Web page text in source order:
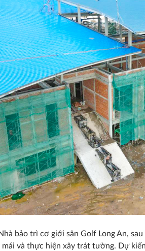
bảo trì cơ giới sân Golf Long An,
và thực hiện xây trát tường. Dự